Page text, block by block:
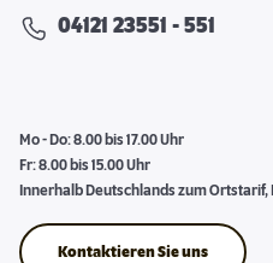
04121 23551 - 551
Mo - Do: 8.00 bis 17.00 Uhr
Fr: 8.00 bis 15.00 Uhr
Innerhalb Deutschlands zum
Kontaktieren Sie uns